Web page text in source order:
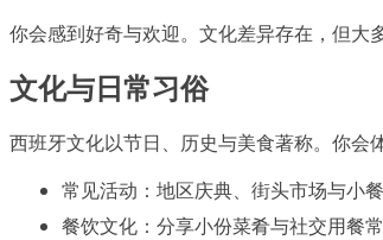
你会感到好奇与欢迎。文化差异存在，但大
文化与日常习俗
西班牙文化以节日、历史与美食著称。你会
常见活动：地区庆典、街头市场与小餐
餐饮文化：分享小份菜肴与社交用餐常